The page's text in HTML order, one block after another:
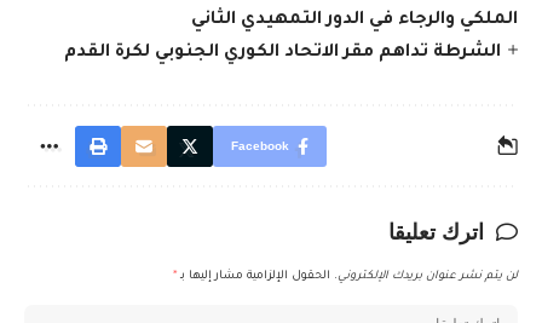
الملكي والرجاء في الدور التمهيدي الثاني
الشرطة تداهم مقر الاتحاد الكوري الجنوبي لكرة القدم
Facebook
اترك تعليقا
لن يتم نشر عنوان بريدك الإلكتروني. الحقول الإلزامية مشار إليها بـ *